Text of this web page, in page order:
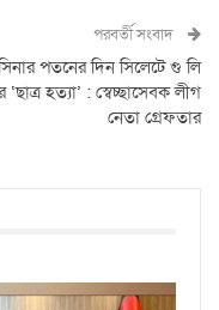
পরবর্তী সংবাদ
পতনের দিন সিলেটে গু লি
‘ছাত্র হত্যা’ : স্বেচ্ছাসেবক লীগ
নেতা গ্রেফতার